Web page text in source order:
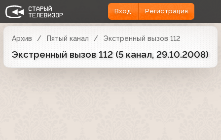
Вход Регистрация
Архив Пятый канал Экстренный вызов 112
Экстренный вызов 112 (5 канал, 29.10.2008)